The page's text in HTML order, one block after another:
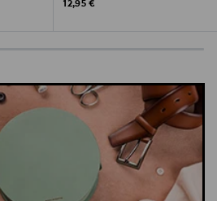
Original Price
12,95 €